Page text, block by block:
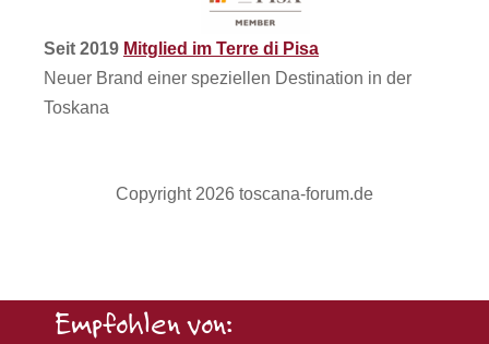
Seit 2019 Mitglied im Terre di Pisa
Neuer Brand einer speziellen Destination in der
Toskana
Copyright 2026 toscana-forum.de
Empfohlen von: